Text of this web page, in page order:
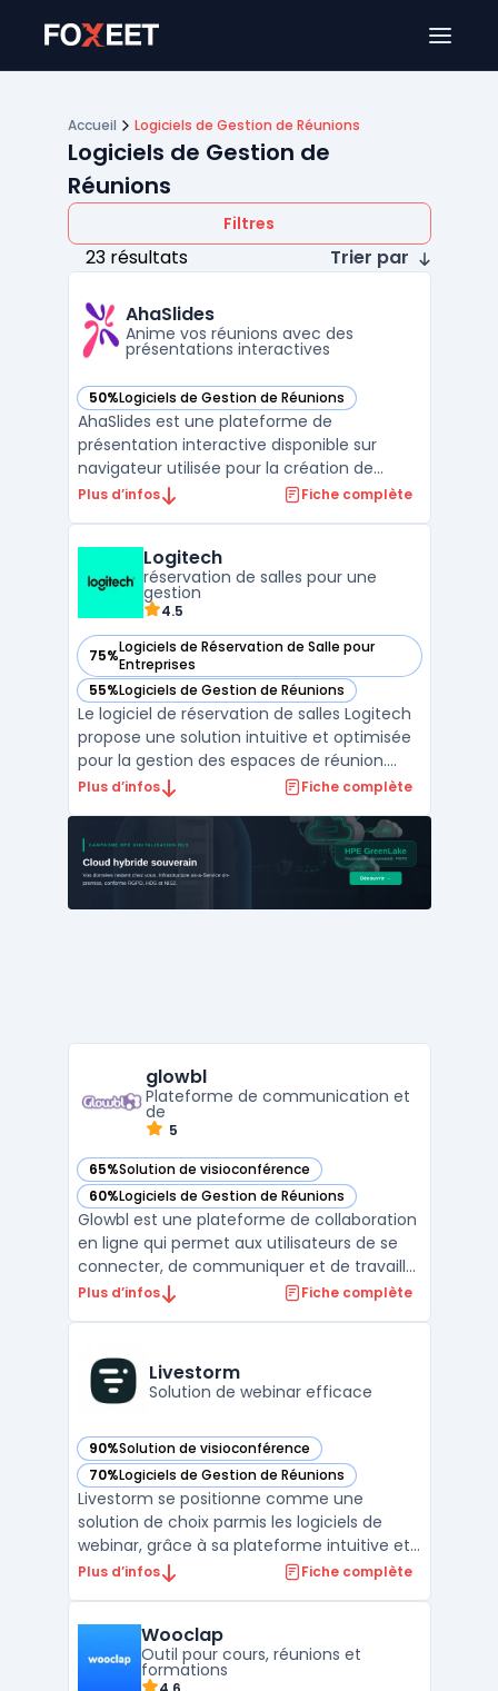
Accueil Logiciels de Gestion de Réunions
Logiciels de Gestion de
Réunions
Filtres
23 résultats Trier par
AhaSlides
Anime vos réunions avec des
présentations interactives
50%Logiciels de Gestion de Réunions
— voir AhaSlides dans cette catégorie
AhaSlides est une plateforme de
présentation interactive disponible sur
navigateur utilisée pour la création de
présentations dynamiques à destination de
des ressources humaines ainsi que les
animateurs de sessions e ...
Plus d’infos Fiche complète
Logitech
réservation de salles pour une
gestion
4.5
75%Logiciels de Réservation de Salle pour
Entreprises
— voir Logitech dans cette catégorie
55%Logiciels de Gestion de Réunions
— voir Logitech dans cette catégorie
Le logiciel de réservation de salles Logitech
propose une solution intuitive et optimisée
pour la gestion des espaces de réunion.
Conçu pour répondre aux besoins des
aux équipes de planifier et de gérer
efficacement leurs réservations de salles,
contribuant a ...
Plus d’infos Fiche complète
glowbl
Plateforme de communication et
de
5
65%Solution de visioconférence
— voir glowbl dans cette catégorie
60%Logiciels de Gestion de Réunions
— voir glowbl dans cette catégorie
Glowbl est une plateforme de collaboration
en ligne qui permet aux utilisateurs de se
connecter, de communiquer et de travailler
ensemble en temps réel, peu importe où ils
collaboration entre les équipes, les clients,
les parte ...
Plus d’infos Fiche complète
Livestorm
Solution de webinar efficace
90%Solution de visioconférence
— voir Livestorm dans cette catégorie
70%Logiciels de Gestion de Réunions
— voir Livestorm dans cette catégorie
Livestorm se positionne comme une
solution de choix parmis les logiciels de
webinar, grâce à sa plateforme intuitive et
riche en fonctionnalités, destinée à faciliter
de Livestorm réside dans sa capacité à
engager ...
Plus d’infos Fiche complète
Wooclap
Outil pour cours, réunions et
formations